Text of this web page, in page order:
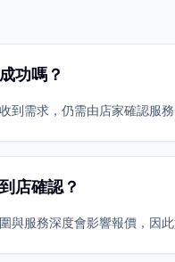
功嗎？
到需求，仍需由店家確認服務
店確認？
與服務深度會影響報價，因此